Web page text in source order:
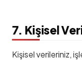
7. Kişisel
Kişisel verileriniz,